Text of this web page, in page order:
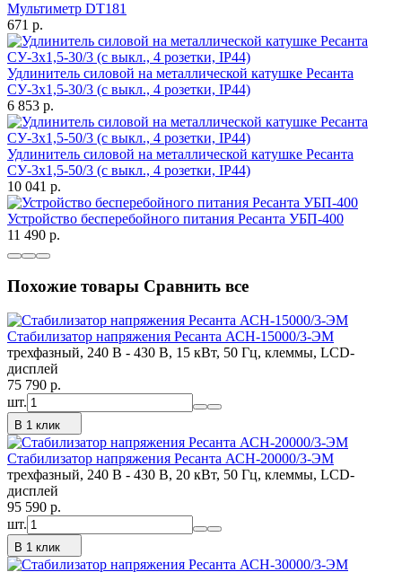
Мультиметр DT181
671 p.
Удлинитель силовой на металлической катушке Ресанта
СУ-3х1,5-30/3 (с выкл., 4 розетки, IP44)
6 853 p.
Удлинитель силовой на металлической катушке Ресанта
СУ-3х1,5-50/3 (с выкл., 4 розетки, IP44)
10 041 p.
Устройство бесперебойного питания Ресанта УБП-400
11 490 p.
Похожие товары Сравнить все
Стабилизатор напряжения Ресанта АСН-15000/3-ЭМ
трехфазный, 240 В - 430 В, 15 кВт, 50 Гц, клеммы, LCD-
дисплей
75 790 p.
шт.
В 1 клик
Стабилизатор напряжения Ресанта АСН-20000/3-ЭМ
трехфазный, 240 В - 430 В, 20 кВт, 50 Гц, клеммы, LCD-
дисплей
95 590 p.
шт.
В 1 клик